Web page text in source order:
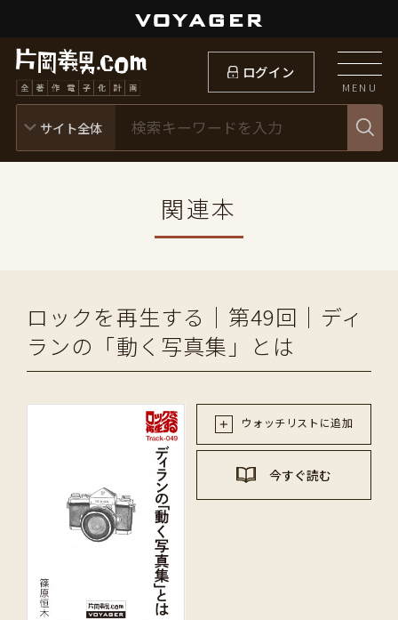
ログイン
MENU
関連本
ロックを再生する｜第49回｜ディ
ランの「動く写真集」とは
ウォッチリストに追加
今すぐ読む